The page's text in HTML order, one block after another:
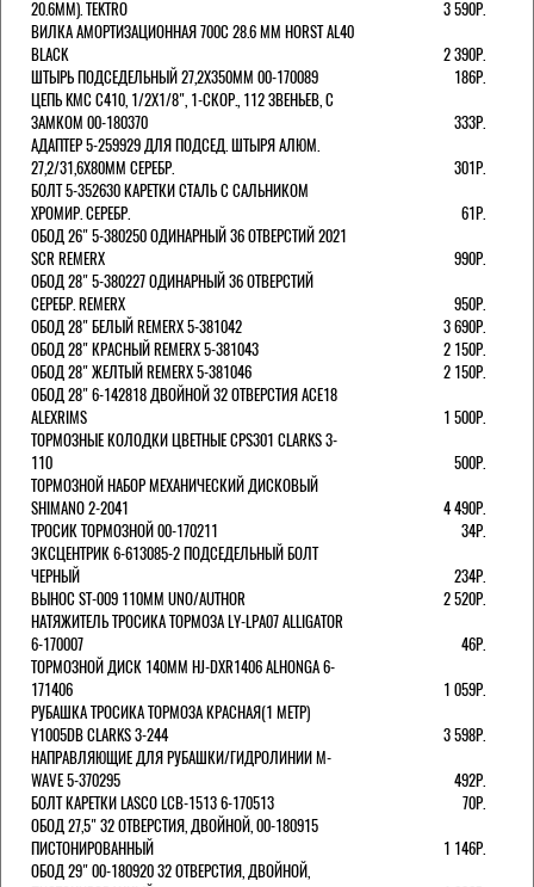
20.6ММ). TEKTRO
3 590Р.
ВИЛКА АМОРТИЗАЦИОННАЯ 700C 28.6 ММ HORST AL40
BLACK
2 390Р.
ШТЫРЬ ПОДСЕДЕЛЬНЫЙ 27,2Х350ММ 00-170089
186Р.
ЦЕПЬ KMC C410, 1/2Х1/8", 1-СКОР., 112 ЗВЕНЬЕВ, С
ЗАМКОМ 00-180370
333Р.
АДАПТЕР 5-259929 ДЛЯ ПОДСЕД. ШТЫРЯ АЛЮМ.
27,2/31,6Х80ММ СЕРЕБР.
301Р.
БОЛТ 5-352630 КАРЕТКИ СТАЛЬ С САЛЬНИКОМ
ХРОМИР. СЕРЕБР.
61Р.
ОБОД 26" 5-380250 ОДИНАРНЫЙ 36 ОТВЕРСТИЙ 2021
SCR REMERX
990Р.
ОБОД 28" 5-380227 ОДИНАРНЫЙ 36 ОТВЕРСТИЙ
СЕРЕБР. REMERX
950Р.
ОБОД 28" БЕЛЫЙ REMERX 5-381042
3 690Р.
ОБОД 28" КРАСНЫЙ REMERX 5-381043
2 150Р.
ОБОД 28" ЖЕЛТЫЙ REMERX 5-381046
2 150Р.
ОБОД 28" 6-142818 ДВОЙНОЙ 32 ОТВЕРСТИЯ ACE18
ALEXRIMS
1 500Р.
ТОРМОЗНЫЕ КОЛОДКИ ЦВЕТНЫЕ CPS301 CLARKS 3-
110
500Р.
ТОРМОЗНОЙ НАБОР МЕХАНИЧЕСКИЙ ДИСКОВЫЙ
SHIMANO 2-2041
4 490Р.
ТРОСИК ТОРМОЗНОЙ 00-170211
34Р.
ЭКСЦЕНТРИК 6-613085-2 ПОДСЕДЕЛЬНЫЙ БОЛТ
ЧЕРНЫЙ
234Р.
ВЫНОС ST-009 110ММ UNO/AUTHOR
2 520Р.
НАТЯЖИТЕЛЬ ТРОСИКА ТОРМОЗА LY-LPA07 ALLIGATOR
6-170007
46Р.
ТОРМОЗНОЙ ДИСК 140ММ HJ-DXR1406 ALHONGA 6-
171406
1 059Р.
РУБАШКА ТРОСИКА ТОРМОЗА КРАСНАЯ(1 МЕТР)
Y1005DB CLARKS 3-244
3 598Р.
НАПРАВЛЯЮЩИЕ ДЛЯ РУБАШКИ/ГИДРОЛИНИИ M-
WAVE 5-370295
492Р.
БОЛТ КАРЕТКИ LASCO LCB-1513 6-170513
70Р.
ОБОД 27,5" 32 ОТВЕРСТИЯ, ДВОЙНОЙ, 00-180915
ПИСТОНИРОВАННЫЙ
1 146Р.
ОБОД 29" 00-180920 32 ОТВЕРСТИЯ, ДВОЙНОЙ,